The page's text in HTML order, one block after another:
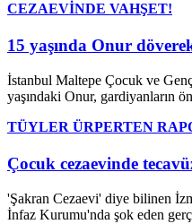
CEZAEVİNDE VAHŞET!
15 yaşında Onur
İstanbul Maltepe Çocuk ve
yaşındaki Onur, gardiyanların
TÜYLER ÜRPERTEN
Çocuk cezaevinde
'Şakran Cezaevi' diye bilinen
İnfaz Kurumu'nda şok eden